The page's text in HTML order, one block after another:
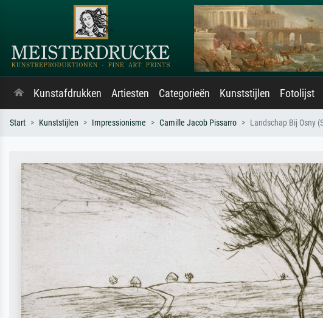
Kunstafdrukken Artiesten Categorieën Kunststijlen Fotolijst
Start Kunststijlen Impressionisme Camille Jacob Pissarro Landschap Bij Osny